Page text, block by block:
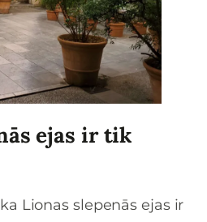
ejas ir tik
Lionas slepenās ejas ir